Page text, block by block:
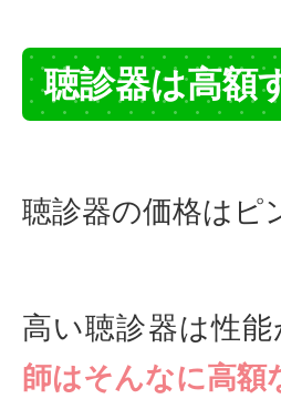
聴診器は高額
聴診器の価格はピ
高い聴診器は性
師はそんなに高額